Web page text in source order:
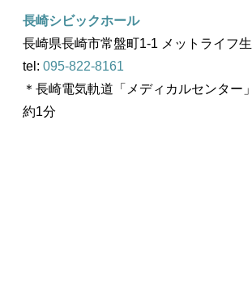
長崎シビックホール
長崎県長崎市常盤町1-1 メットライフ
tel: 095-822-8161
＊長崎電気軌道「メディカルセンター
約1分